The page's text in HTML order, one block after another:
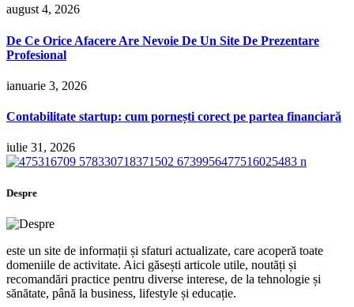
august 4, 2026
De Ce Orice Afacere Are Nevoie De Un Site De Prezentare
Profesional
ianuarie 3, 2026
Contabilitate startup: cum pornești corect pe partea financiară
iulie 31, 2026
Despre
este un site de informații și sfaturi actualizate, care acoperă toate
domeniile de activitate. Aici găsești articole utile, noutăți și
recomandări practice pentru diverse interese, de la tehnologie și
sănătate, până la business, lifestyle și educație.